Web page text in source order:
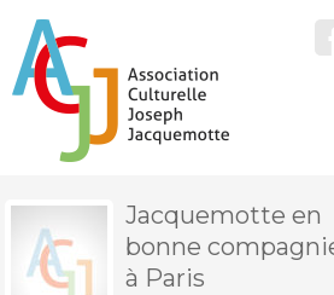
Jacquemotte en
bonne
à Paris